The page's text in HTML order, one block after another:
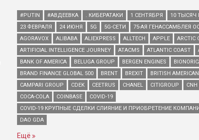
#PUTIN #АВДЕЕВКА . КИБЕРАТАКИ 1 СЕНТЯБРЯ 10 ТЫСЯЧ
23 ФЕВРАЛЯ
24 ИЮНЯ 5G 5G-СЕТИ 75-АЯ ГЕНАССАМБЛЕЯ
AGORAVOX
ALIBABA ALIEXPRESS ALLTECH APPLE
ARCTIC
ARTIFICIAL INTELLIGENCE JOURNEY
ATACMS ATLANTIC COAST
BANK OF AMERICA
BELUGA GROUP BERGEN ENGINES
BRAND FINANCE GLOBAL 500
BRENT BREXIT BRITISH
CAMPARI GROUP
CDEK CEETRUS CHANEL CITIGROUP
COCA-COLA
COINBASE
COVID-19
COVID-19 КРУПНЫЕ СДЕЛКИ СЛИЯНИЕ И ПРИОБРЕТЕНИЕ
DAO GDA
Ещё